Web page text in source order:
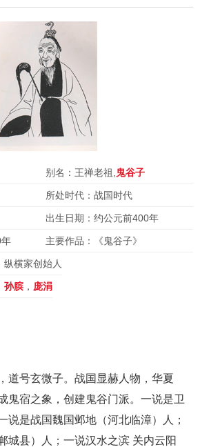
别名：王禅老祖, 鬼谷子
所处时代：战国时代
出生日期：约公元前400年
主要作品：《鬼谷子》
纵横家创始人
孙膑 ， 庞涓
道号玄微子。战国显赫人物，华夏
鬼宿之象，创建鬼谷门派。一说是卫
说是战国魏国邺地（河北临漳）人；
城县）人；一说汉水之滨 关内云阳